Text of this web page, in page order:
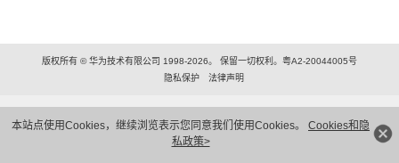
本站点使用Cookies，继续浏览表示您同意我们使用Cookies。 Cookies和隐
私政策>
版权所有 © 华为技术有限公司 1998-2026。 保留一切权利。粤A2-20044005号
隐私保护
法律声明